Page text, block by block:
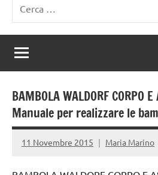
per:
BAMBOLA WALDORF CORPO
Manuale per realizzare le
11 Novembre 2015 Maria Marino